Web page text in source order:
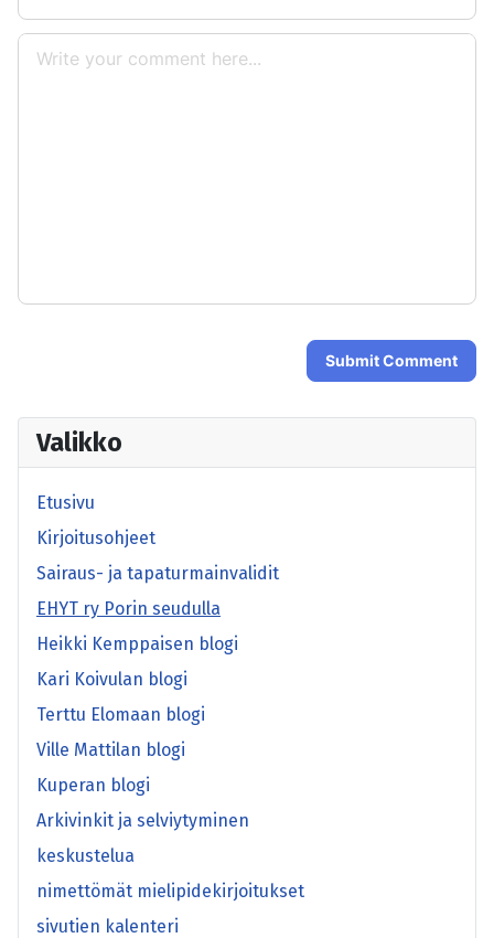
Submit Comment
Valikko
Etusivu
Kirjoitusohjeet
Sairaus- ja tapaturmainvalidit
EHYT ry Porin seudulla
Heikki Kemppaisen blogi
Kari Koivulan blogi
Terttu Elomaan blogi
Ville Mattilan blogi
Kuperan blogi
Arkivinkit ja selviytyminen
keskustelua
nimettömät mielipidekirjoitukset
sivutien kalenteri